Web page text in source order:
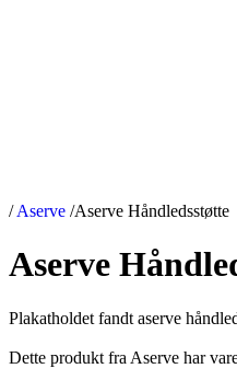
/ Aserve /Aserve Håndledsstøtte
Aserve
Plakatholdet fandt aserve
Dette produkt fra Aserve har